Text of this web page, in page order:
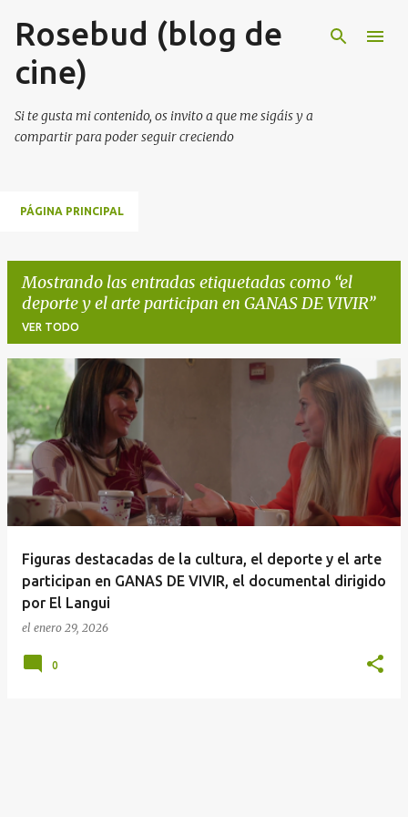
Ir al contenido principal
Rosebud (blog de
cine)
Si te gusta mi contenido, os invito a que me sigáis y a
compartir para poder seguir creciendo
PÁGINA PRINCIPAL
Mostrando las entradas etiquetadas como el
deporte y el arte participan en GANAS DE VIVIR
VER TODO
E
n
t
r
a
d
Figuras destacadas de la cultura, el deporte y el arte
participan en GANAS DE VIVIR, el documental dirigido
por El Langui
el enero 29, 2026
0